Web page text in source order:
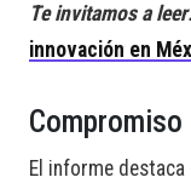
Te invitamos a
innovación en
El informe destaca